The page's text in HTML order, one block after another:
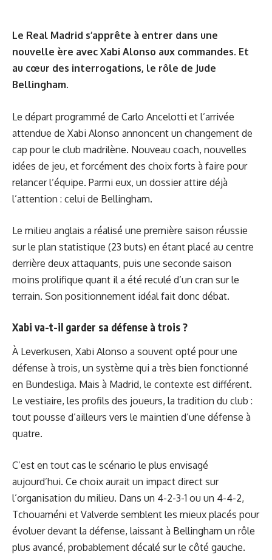
Le Real Madrid s’apprête à entrer dans une
nouvelle ère avec Xabi Alonso aux commandes. Et
au cœur des interrogations, le rôle de Jude
Bellingham.
Le départ programmé de Carlo Ancelotti et l’arrivée
attendue de Xabi Alonso annoncent un changement de
cap pour le club madrilène. Nouveau coach, nouvelles
idées de jeu, et forcément des choix forts à faire pour
relancer l’équipe. Parmi eux, un dossier attire déjà
l’attention : celui de Bellingham.
Le milieu anglais a réalisé une première saison réussie
sur le plan statistique (23 buts) en étant placé au centre
derrière deux attaquants, puis une seconde saison
moins prolifique quant il a été reculé d’un cran sur le
terrain. Son positionnement idéal fait donc débat.
Xabi va-t-il garder sa défense à trois ?
À Leverkusen, Xabi Alonso a souvent opté pour une
défense à trois, un système qui a très bien fonctionné
en Bundesliga. Mais à Madrid, le contexte est différent.
Le vestiaire, les profils des joueurs, la tradition du club :
tout pousse d’ailleurs vers le maintien d’une défense à
quatre.
C’est en tout cas le scénario le plus envisagé
aujourd’hui. Ce choix aurait un impact direct sur
l’organisation du milieu. Dans un 4-2-3-1 ou un 4-4-2,
Tchouaméni et Valverde semblent les mieux placés pour
évoluer devant la défense, laissant à Bellingham un rôle
plus avancé, probablement décalé sur le côté gauche.